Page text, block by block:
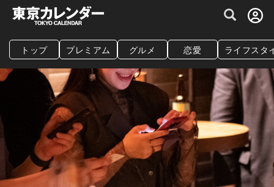
グルメ情報・プレミアムレストラン予約
トップ プレミアム グルメ 恋愛 ライフスタ